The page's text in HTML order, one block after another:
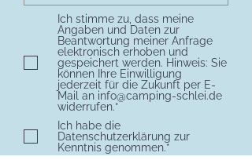
Ich stimme zu, dass meine
Angaben und Daten zur
Beantwortung meiner Anfrage
elektronisch erhoben und
gespeichert werden. Hinweis: Sie
können Ihre Einwilligung
jederzeit für die Zukunft per E-
Mail an info@camping-schlei.de
widerrufen.*
Ich habe die
Datenschutzerklärung zur
Kenntnis genommen.*